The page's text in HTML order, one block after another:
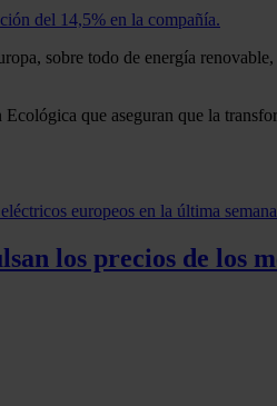
del 14,5% en la compañía.
sobre todo de energía
que aseguran que la
los precios de los